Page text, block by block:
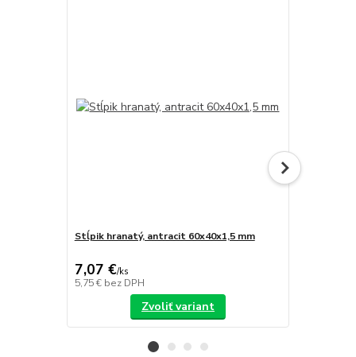
Stĺpik hranatý, antracit 60x40x1,5 mm
7,07 €/ks
5,75 € bez DPH
Zvoliť variant